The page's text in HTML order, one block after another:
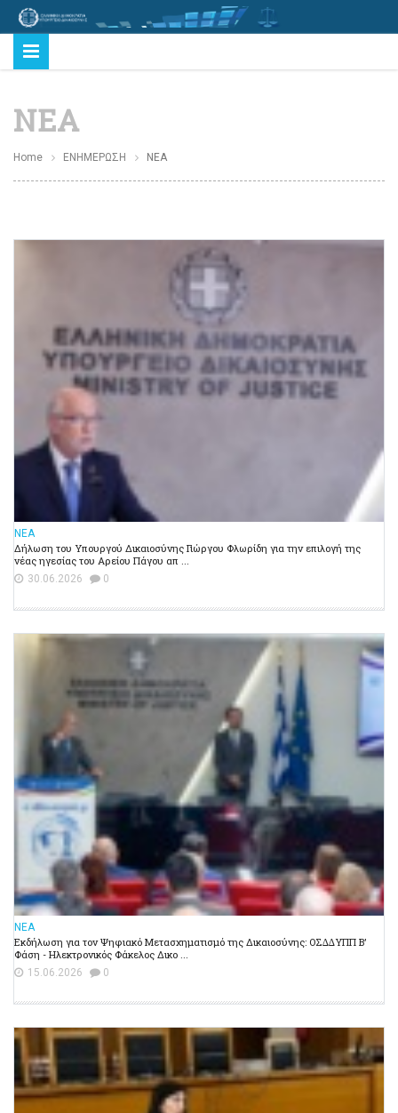
ΝΕΑ
Home ΕΝΗΜΕΡΩΣΗ ΝΕΑ
ΝΕΑ
Δήλωση του Υπουργού Δικαιοσύνης Γιώργου Φλωρίδη για την επιλογή της
νέας ηγεσίας του Αρείου Πάγου απ ...
30.06.2026 0
ΝΕΑ
Εκδήλωση για τον Ψηφιακό Μετασχηματισμό της Δικαιοσύνης: ΟΣ∆∆ΥΠΠ Β’
Φάση - Ηλεκτρονικός Φάκελος Δικο ...
15.06.2026 0